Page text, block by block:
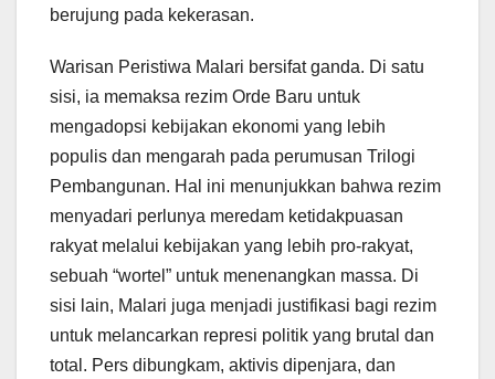
berujung pada kekerasan.
Warisan Peristiwa Malari bersifat ganda. Di satu
sisi, ia memaksa rezim Orde Baru untuk
mengadopsi kebijakan ekonomi yang lebih
populis dan mengarah pada perumusan Trilogi
Pembangunan. Hal ini menunjukkan bahwa rezim
menyadari perlunya meredam ketidakpuasan
rakyat melalui kebijakan yang lebih pro-rakyat,
sebuah “wortel” untuk menenangkan massa. Di
sisi lain, Malari juga menjadi justifikasi bagi rezim
untuk melancarkan represi politik yang brutal dan
total. Pers dibungkam, aktivis dipenjara, dan